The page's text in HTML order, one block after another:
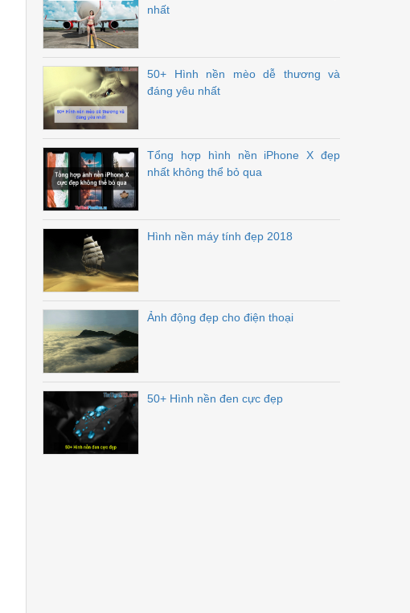
nhất
50+ Hình nền mèo dễ thương và
đáng yêu nhất
Tổng hợp hình nền iPhone X đẹp
nhất không thể bỏ qua
Hình nền máy tính đẹp 2018
Ảnh động đẹp cho điện thoại
50+ Hình nền đen cực đẹp